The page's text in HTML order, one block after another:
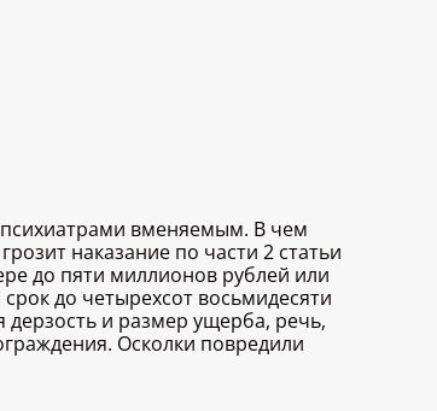
вменяемым. В чем
наказание по части 2 статьи
до пяти миллионов рублей или
до четырехсот восьмидесяти
и размер ущерба, речь,
Осколки повредили